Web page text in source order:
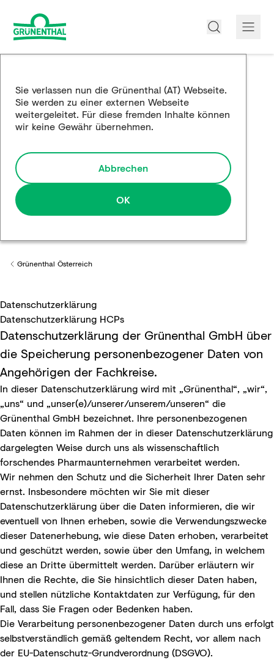
Produkte
Edukation
Forschung und Entwicklung
Partnerschaften
Sie verlassen nun die Grünenthal (AT) Webseite.
Sie werden zu einer externen Webseite
weitergeleitet. Für diese fremden Inhalte können
wir keine Gewähr übernehmen.
Abbrechen
OK
Back to
Grünenthal Österreich
Datenschutz­erklärung
Datenschutzerklärung HCPs
Datenschutzerklärung der Grünenthal GmbH über
die Speicherung personenbezogener Daten von
Angehörigen der Fachkreise.
In dieser Datenschutzerklärung wird mit „Grünenthal“, „wir“,
„uns“ und „unser(e)/unserer/unserem/unseren“ die
Grünenthal GmbH bezeichnet. Ihre personenbezogenen
Daten können im Rahmen der in dieser Datenschutzerklärung
dargelegten Weise durch uns als wissenschaftlich
forschendes Pharmaunternehmen verarbeitet werden.
Wir nehmen den Schutz und die Sicherheit Ihrer Daten sehr
ernst. Insbesondere möchten wir Sie mit dieser
Datenschutzerklärung über die Daten informieren, die wir
eventuell von Ihnen erheben, sowie die Verwendungszwecke
dieser Datenerhebung, wie diese Daten erhoben, verarbeitet
und geschützt werden, sowie über den Umfang, in welchem
diese an Dritte übermittelt werden. Darüber erläutern wir
Ihnen die Rechte, die Sie hinsichtlich dieser Daten haben,
und stellen nützliche Kontaktdaten zur Verfügung, für den
Fall, dass Sie Fragen oder Bedenken haben.
Die Verarbeitung personenbezogener Daten durch uns erfolgt
selbstverständlich gemäß geltendem Recht, vor allem nach
der EU-Datenschutz-Grundverordnung (DSGVO).